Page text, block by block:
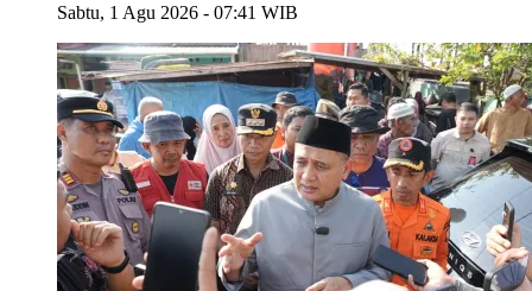
Sabtu, 1 Agu 2026 - 07:41 WIB